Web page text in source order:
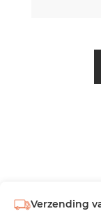
Verzending